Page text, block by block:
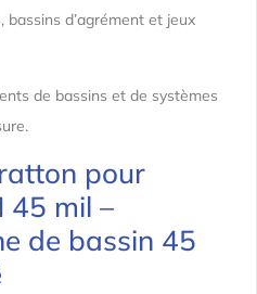
d’agrément et jeux
de bassins et de systèmes
pour
45 mil –
de bassin 45